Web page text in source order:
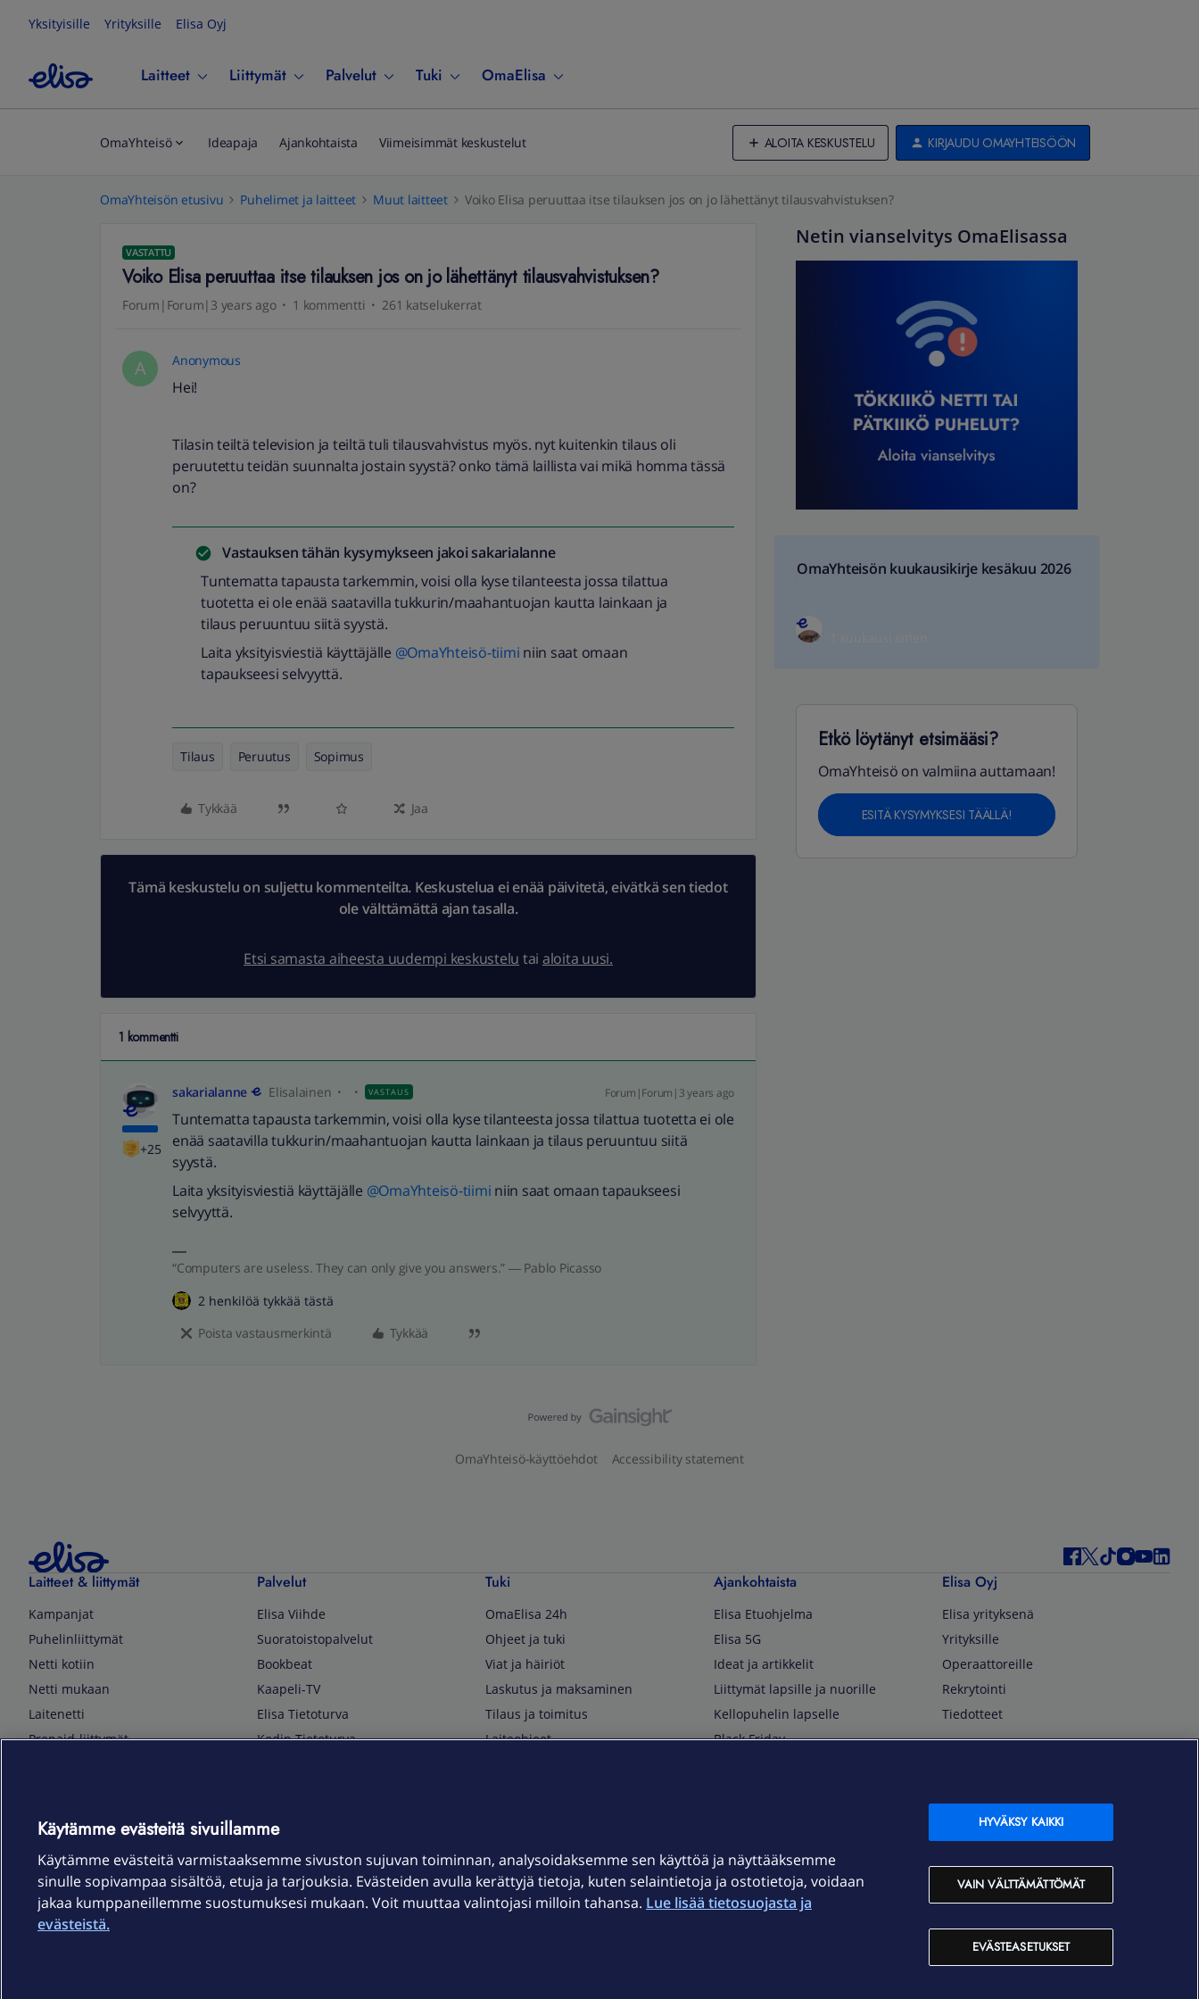
Yksityisille Yrityksille Elisa Oyj
Laitteet Liittymät Palvelut Tuki OmaElisa
OmaYhteisö Ideapaja Ajankohtaista Viimeisimmät keskustelut ALOITA KESKUSTELU KIRJAUDU OMAYHTEISÖÖN
OmaYhteisön etusivu Puhelimet ja laitteet Muut laitteet Voiko Elisa peruuttaa itse tilauksen jos on jo lähettänyt tilausvahvistuksen?
VASTATTU
Voiko Elisa peruuttaa itse tilauksen jos on jo lähettänyt tilausvahvistuksen?
Forum|Forum|3 years ago 1 kommentti 261 katselukerrat
A Anonymous
Hei!
Tilasin teiltä television ja teiltä tuli tilausvahvistus myös. nyt kuitenkin tilaus oli
peruutettu teidän suunnalta jostain syystä? onko tämä laillista vai mikä homma tässä
on?
Vastauksen tähän kysymykseen jakoisakarialanne
Tuntematta tapausta tarkemmin, voisi olla kyse tilanteesta jossa tilattua
tuotetta ei ole enää saatavilla tukkurin/maahantuojan kautta lainkaan ja
tilaus peruuntuu siitä syystä.
Laita yksityisviestiä käyttäjälle @OmaYhteisö-tiimi niin saat omaan
tapaukseesi selvyyttä.
Tilaus Peruutus Sopimus
Tykkää Jaa
Tämä keskustelu on suljettu kommenteilta. Keskustelua ei enää päivitetä, eivätkä sen tiedot
ole välttämättä ajan tasalla.
Etsi samasta aiheesta uudempi keskustelu tai aloita uusi.
1 kommentti
+25
sakarialanne Elisalainen VASTAUS Forum|Forum|3 years ago
Tuntematta tapausta tarkemmin, voisi olla kyse tilanteesta jossa tilattua tuotetta ei ole
enää saatavilla tukkurin/maahantuojan kautta lainkaan ja tilaus peruuntuu siitä
syystä.
Laita yksityisviestiä käyttäjälle @OmaYhteisö-tiimi niin saat omaan tapaukseesi
selvyyttä.
“Computers are useless. They can only give you answers.” ― Pablo Picasso
2 henkilöä tykkää tästä
Poista vastausmerkintä
Tykkää
Netin vianselvitys OmaElisassa
OmaYhteisön kuukausikirje kesäkuu 2026
Etkö löytänyt etsimääsi?
OmaYhteisö on valmiina auttamaan!
ESITÄ KYSYMYKSESI TÄÄLLÄ!
OmaYhteisö-käyttöehdot Accessibility statement
Laitteet & liittymät
Kampanjat
Puhelinliittymät
Netti kotiin
Netti mukaan
Laitenetti
Prepaid-liittymät
TV & audio
Kodinkoneet
Kamerat ja dronet
Kellot ja rannekkeet
Palvelut
Elisa Viihde
Suoratoistopalvelut
Bookbeat
Kaapeli-TV
Elisa Tietoturva
Kodin Tietoturva
Elisa Kotiverkko
Elisa Pilvilinna
Elisa Laiteturva
Elisa Rinnakkaisliittymät
Tuki
OmaElisa 24h
Ohjeet ja tuki
Viat ja häiriöt
Laskutus ja maksaminen
Tilaus ja toimitus
Laiteohjeet
Kuuluvuuskartta
Asiakastiedotteet
OmaElisa-sovellus
Ajankohtaista
Elisa Etuohjelma
Elisa 5G
Ideat ja artikkelit
Liittymät lapsille ja nuorille
Kellopuhelin lapselle
Black Friday
Elisa Oyj
Elisa yrityksenä
Yrityksille
Operaattoreille
Rekrytointi
Tiedotteet
OmaElisa Self Service
Moving to Finland
Elisa Corporation
Kundtjänst
OmaElisa självbetjäning
Käytämme evästeitä sivuillamme
Käytämme evästeitä varmistaaksemme sivuston sujuvan toiminnan, analysoidaksemme sen käyttöä ja näyttääksemme
sinulle sopivampaa sisältöä, etuja ja tarjouksia. Evästeiden avulla kerättyjä tietoja, kuten selaintietoja ja ostotietoja, voidaan
jakaa kumppaneillemme suostumuksesi mukaan. Voit muuttaa valintojasi milloin tahansa. Lue lisää tietosuojasta ja
evästeistä.
EVÄSTEASETUKSET
VAIN VÄLTTÄMÄTTÖMÄT
HYVÄKSY KAIKKI